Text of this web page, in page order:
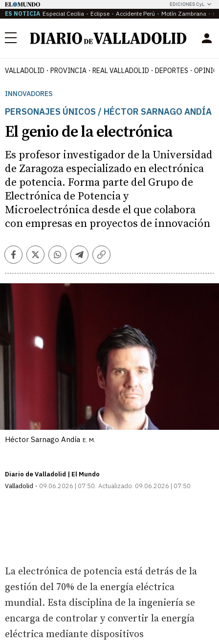
EDICIONES CyL
ES NOTICIA Especial Cecilia Eclipse Accidente Perú Motín Zambrana
Menú
VALLADOLID PROVINCIA REAL VALLADOLID DEPORTES
INNOVADORES
PERSONAJES ÚNICOS / HÉCTOR SARNAGO ANDÍA
El genio de la electrónica
Es profesor investigador de la Universidad
de Zaragoza especializado en electrónica
de potencia. Forma parte del Grupo de
Electrónica de Potencia y
Microelectrónica desde el que colabora
con empresas en proyectos de innovación
FacebookTwitterWhatsappTelegramCopiar
Héctor Sarnago Andía E. M.
Diario de Valladolid | El Mundo
Valladolid
09.06.2026 | 07:50 Actualizado: 09.06.2026 | 07:50
La electrónica de potencia está detrás de la
gestión del 70% de la energía eléctrica
mundial. Esta disciplina de la ingeniería se
encarga de controlar y convertir la energía
eléctrica mediante dispositivos